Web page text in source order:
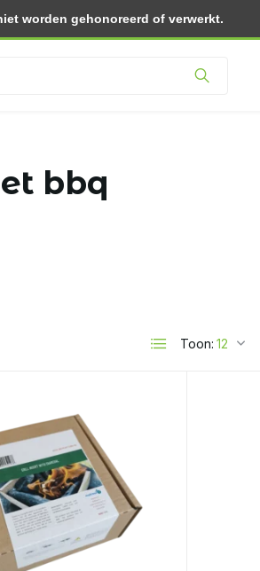
bbq
Toon:
worden gehonoreerd of verwerkt.